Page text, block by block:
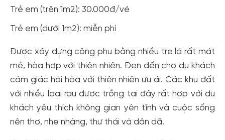
Trẻ em (trên 1m2): 30.000đ/vé
Trẻ em (dưới 1m2): miễn phí
Được xây dựng công phu bằng nhiều tre lá rất mát
mẻ, hòa hợp với thiên nhiên. Đen đến cho du khách
cảm giác hài hòa với thiên nhiên ưu ái. Các khu đất
với nhiều loại rau được trồng tại đây rất hợp với du
khách yêu thích không gian yên tĩnh và cuộc sống
nên thơ, nhẹ nhàng, thư thái và dân dã.